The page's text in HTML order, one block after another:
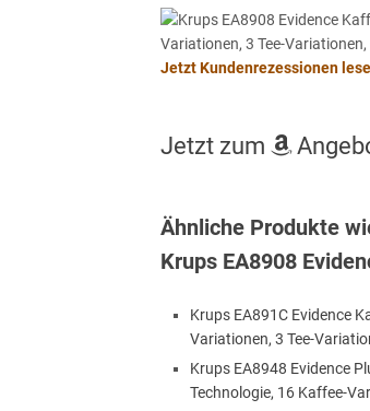
Jetzt Kundenrezessionen
Jetzt zum
Ähnliche Produkte
Krups EA8908
Krups EA891C Evidence
Variationen, 3 Tee-
Krups EA8948 Evidence
Technologie, 16 Kaffee-